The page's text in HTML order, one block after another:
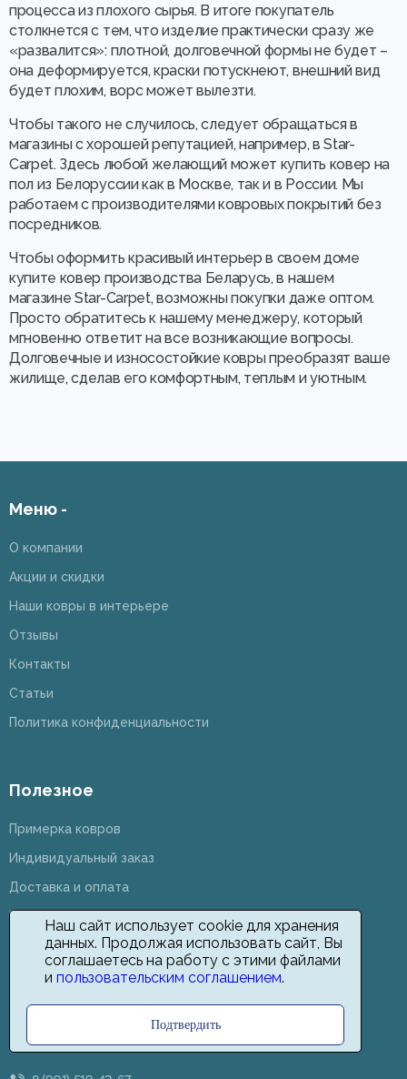
процесса из плохого сырья. В итоге покупатель
столкнется с тем, что изделие практически сразу же
«развалится»: плотной, долговечной формы не будет –
она деформируется, краски потускнеют, внешний вид
будет плохим, ворс может вылезти.
Чтобы такого не случилось, следует обращаться в
магазины с хорошей репутацией, например, в Star-
Carpet. Здесь любой желающий может купить ковер на
пол из Белоруссии как в Москве, так и в России. Мы
работаем с производителями ковровых покрытий без
посредников.
Чтобы оформить красивый интерьер в своем доме
купите ковер производства Беларусь, в нашем
магазине Star-Carpet, возможны покупки даже оптом.
Просто обратитесь к нашему менеджеру, который
мгновенно ответит на все возникающие вопросы.
Долговечные и износостойкие ковры преобразят ваше
жилище, сделав его комфортным, теплым и уютным.
Наш сайт использует cookie для хранения
данных. Продолжая использовать сайт, Вы
соглашаетесь на работу с этими файлами
и пользовательским соглашением.
Подтвердить
Меню -
О компании
Акции и скидки
Наши ковры в интерьере
Отзывы
Контакты
Статьи
Политика конфиденциальности
Полезное
Примерка ковров
Индивидуальный заказ
Доставка и оплата
Возврат и обмен
Оптовикам
Дизайнерам
Контакты